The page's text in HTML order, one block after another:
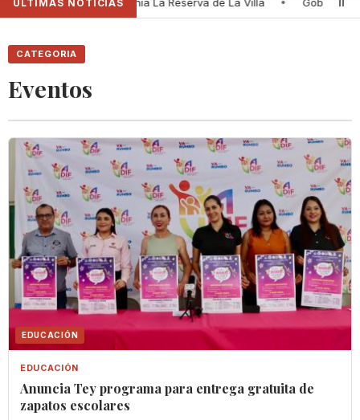
ULTIMAS NOTICIAS
CATEGORIA
Eventos
EDUCACIÓN
EDUCACIÓN
‎Anuncia Tey programa para entrega gratuita de
zapatos escolares